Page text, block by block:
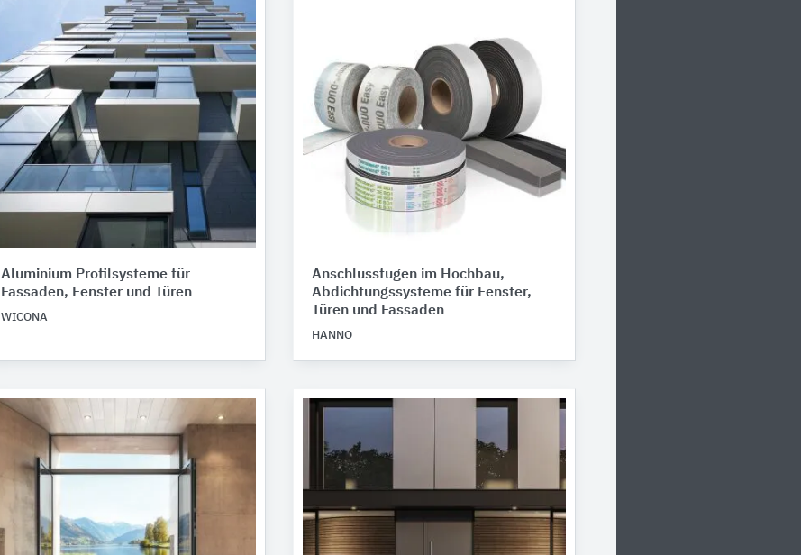
Aluminium Profilsysteme für
Fassaden, Fenster und Türen
WICONA
Anschlussfugen im Hochbau,
Abdichtungssysteme für Fenster,
Türen und Fassaden
HANNO